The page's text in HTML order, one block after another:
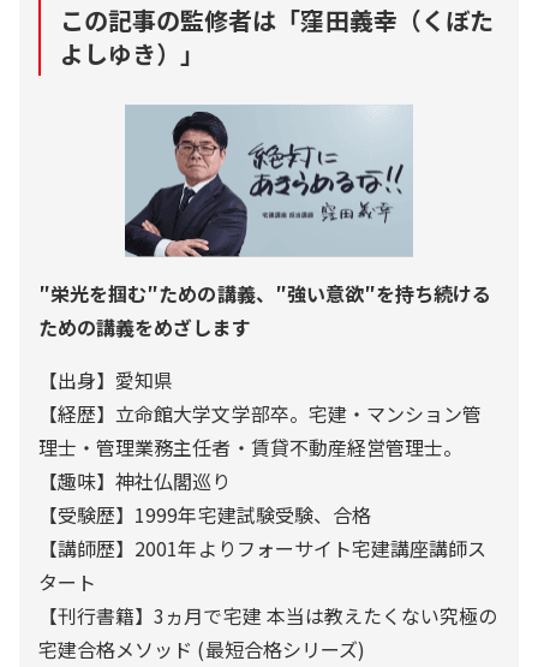
この記事の監修者は「窪田義幸（くぼた
よしゆき） 」
″栄光を掴む″ための講義、″強い意欲″を持ち続ける
ための講義をめざします
【出身】愛知県
【経歴】立命館大学文学部卒。宅建・マンション管
理士・管理業務主任者・賃貸不動産経営管理士。
【趣味】神社仏閣巡り
【受験歴】1999年宅建試験受験、合格
【講師歴】2001年よりフォーサイト宅建講座講師ス
タート
【刊行書籍】3ヵ月で宅建 本当は教えたくない究極の
宅建合格メソッド (最短合格シリーズ)